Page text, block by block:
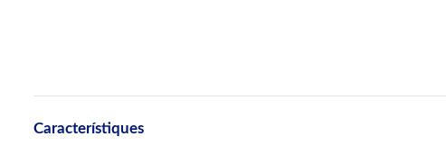
Característiques